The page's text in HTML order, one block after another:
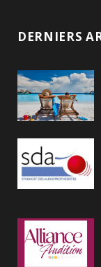
DERNIERS